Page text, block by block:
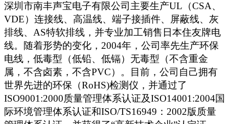
深圳市南丰声宝电子有限公司主要生产UL （CSA、
VDE）连接线、高温线、端子接插件、屏蔽线、灰
排线、 AS特软排线，并专业加工销售日本住友牌电
线。随着形势的变化， 2004年，公司率先生产环保
电线，低毒型（低铅、低镉）无毒型（不含重金
属，不含卤素，不含PVC）。目前，公司自己拥有
世界先进的环保（RoHS)检测仪，并通过了
ISO9001:2000质量管理体系认证及ISO14001:2004国
际环境管理体系认证和ISO/TS16949 ： 2002版质量